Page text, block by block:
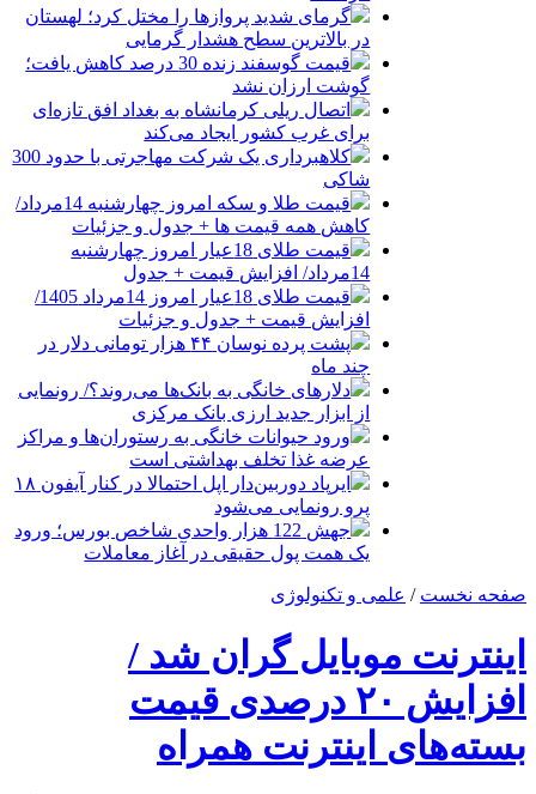
گرمای شدید پروازها را مختل کرد؛ لهستان
در بالاترین سطح هشدار گرمایی
قیمت گوسفند زنده 30 درصد کاهش یافت؛
گوشت ارزان نشد
اتصال ریلی کرمانشاه به بغداد افق تازه‌ای
برای غرب کشور ایجاد می‌کند
کلاهبرداری یک شرکت مهاجرتی با حدود 300
شاکی
قیمت طلا و سکه امروز چهارشنبه 14مرداد/
کاهش همه قیمت ها + جدول و جزئیات
قیمت طلای 18عیار امروز چهارشنبه
14مرداد/ افزایش قیمت + جدول
قیمت طلای 18عیار امروز 14مرداد 1405/
افزایش قیمت + جدول و جزئیات
پشت پرده نوسان ۴۴ هزار تومانی دلار در
چند ماه
دلارهای خانگی به بانک‌ها می‌روند؟/ رونمایی
از ابزار جدید ارزی بانک مرکزی
ورود حیوانات خانگی به رستوران‌ها و مراکز
عرضه غذا تخلف بهداشتی است
ایرپاد دوربین‌دار اپل احتمالا در کنار آیفون ۱۸
پرو رونمایی می‌شود
جهش 122 هزار واحدی شاخص بورس؛ ورود
یک همت پول حقیقی در آغاز معاملات
صفحه نخست / علمی و تکنولوژی
اینترنت موبایل گران شد /
افزایش ۲۰ درصدی قیمت
بسته‌های اینترنت همراه